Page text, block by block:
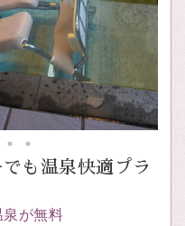
も温泉快適プラ
泉が無料